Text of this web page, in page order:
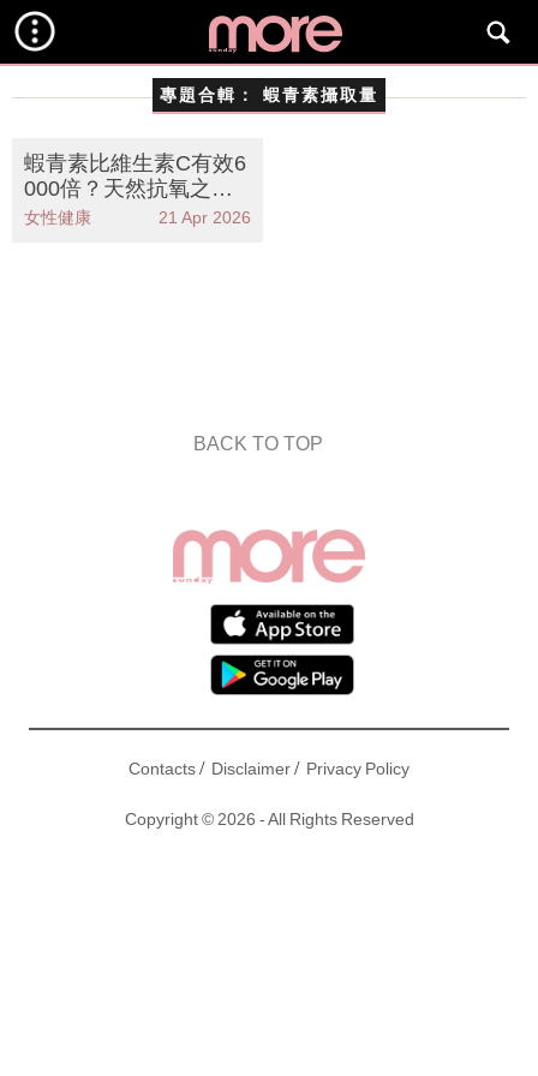
專題合輯： 蝦青素攝取量
蝦青素比維生素C有效6
000倍？天然抗氧之
王！護眼/嫩膚/補腦 功
女性健康 21 Apr 2026
BACK TO TOP
Contacts/ Disclaimer/ Privacy Policy
Copyright © 2026 - All Rights Reserved